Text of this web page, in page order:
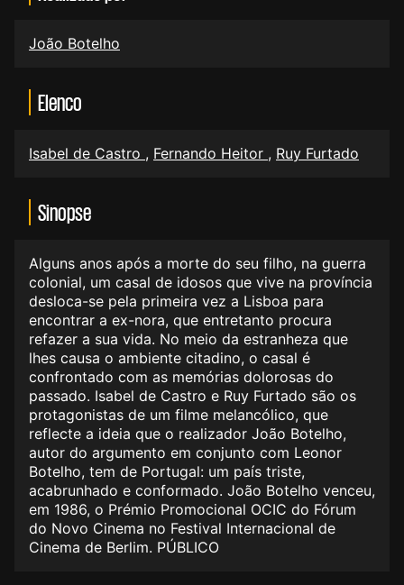
João Botelho
Elenco
Isabel de Castro , Fernando Heitor , Ruy Furtado
Sinopse
Alguns anos após a morte do seu filho, na guerra
colonial, um casal de idosos que vive na província
desloca-se pela primeira vez a Lisboa para
encontrar a ex-nora, que entretanto procura
refazer a sua vida. No meio da estranheza que
lhes causa o ambiente citadino, o casal é
confrontado com as memórias dolorosas do
passado. Isabel de Castro e Ruy Furtado são os
protagonistas de um filme melancólico, que
reflecte a ideia que o realizador João Botelho,
autor do argumento em conjunto com Leonor
Botelho, tem de Portugal: um país triste,
acabrunhado e conformado. João Botelho venceu,
em 1986, o Prémio Promocional OCIC do Fórum
do Novo Cinema no Festival Internacional de
Cinema de Berlim. PÚBLICO